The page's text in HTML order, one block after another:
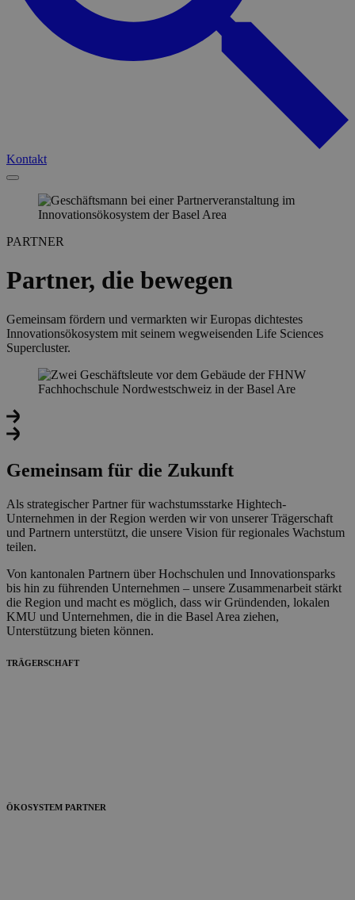
Kontakt
PARTNER
Partner, die bewegen
Gemeinsam fördern und vermarkten wir Europas dichtestes
Innovationsökosystem mit seinem wegweisenden Life Sciences
Supercluster.
Gemeinsam für die Zukunft
Als strategischer Partner für wachstumsstarke Hightech-
Unternehmen in der Region werden wir von unserer Trägerschaft
und Partnern unterstützt, die unsere Vision für regionales Wachstum
teilen.
Von kantonalen Partnern über Hochschulen und Innovationsparks
bis hin zu führenden Unternehmen – unsere Zusammenarbeit stärkt
die Region und macht es möglich, dass wir Gründenden, lokalen
KMU und Unternehmen, die in die Basel Area ziehen,
Unterstützung bieten können.
TRÄGERSCHAFT
ÖKOSYSTEM PARTNER